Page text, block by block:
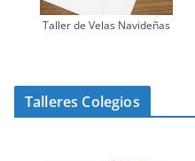
Taller de Velas Navideñas
Talleres Colegios